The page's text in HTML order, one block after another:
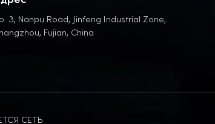
3, Nanpu Road, Jinfeng Industrial Zone,
Fujian, China
СЕТЬ